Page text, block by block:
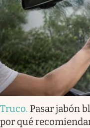
Truco. Pasar jabón
por qué